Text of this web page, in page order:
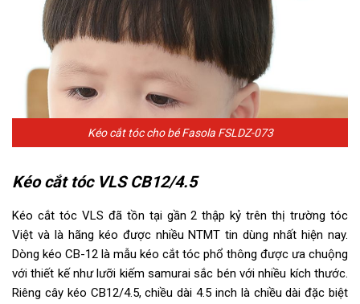
Kéo cắt tóc cho bé Fasola FSLDZ-073
Kéo cắt tóc VLS CB12/4.5
Kéo cắt tóc VLS đã tồn tại gần 2 thập kỷ trên thị trường tóc
Việt và là hãng kéo được nhiều NTMT tin dùng nhất hiện nay.
Dòng kéo CB-12 là mẫu kéo cắt tóc phổ thông được ưa chuộng
với thiết kế như lưỡi kiếm samurai sắc bén với nhiều kích thước.
Riêng cây kéo CB12/4.5, chiều dài 4.5 inch là chiều dài đặc biệt